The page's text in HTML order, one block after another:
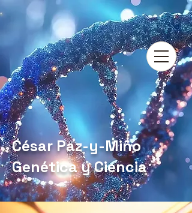
César Paz-y-Miño
Genética y Ciencia